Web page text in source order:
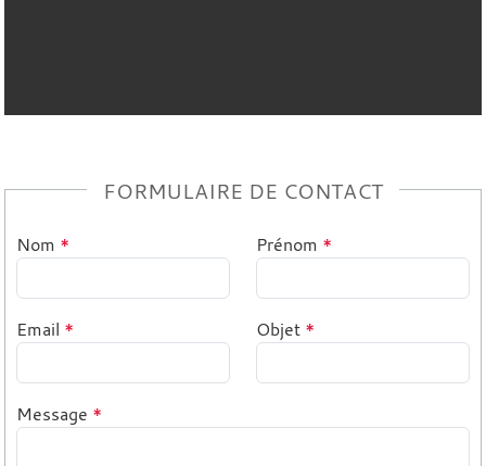
FORMULAIRE DE CONTACT
Nom * Prénom *
Email * Objet *
Message *